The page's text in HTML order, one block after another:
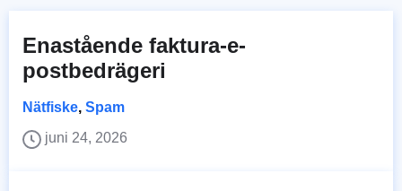
Enastående faktura-e-
postbedrägeri
Nätfiske, Spam
juni 24, 2026